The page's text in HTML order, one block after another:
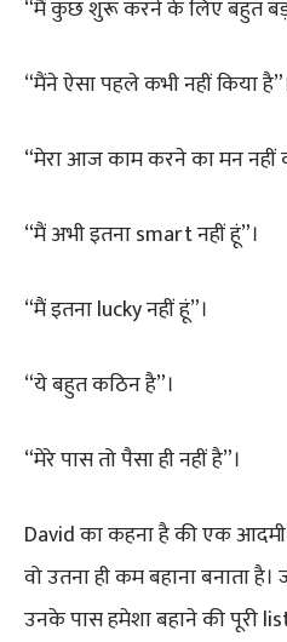
“मैं कुछ शुरू करने के लिए बहुत
“मैंने ऐसा पहले कभी नहीं किया
“मेरा आज काम करने का मन नहीं
“मैं अभी इतना smart नहीं हूं”।
“मैं इतना lucky नहीं हूं”।
“ये बहुत कठिन है”।
“मेरे पास तो पैसा ही नहीं है”।
David का कहना है की एक आदमी
वो उतना ही कम बहाना बनाता
उनके पास हमेशा बहाने की पूरी